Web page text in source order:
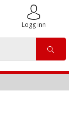
Logg inn